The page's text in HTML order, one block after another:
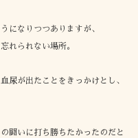
になりつつありますが、
れられない場所。
尿が出たことをきっかけとし、
闘いに打ち勝ちたかったのだと